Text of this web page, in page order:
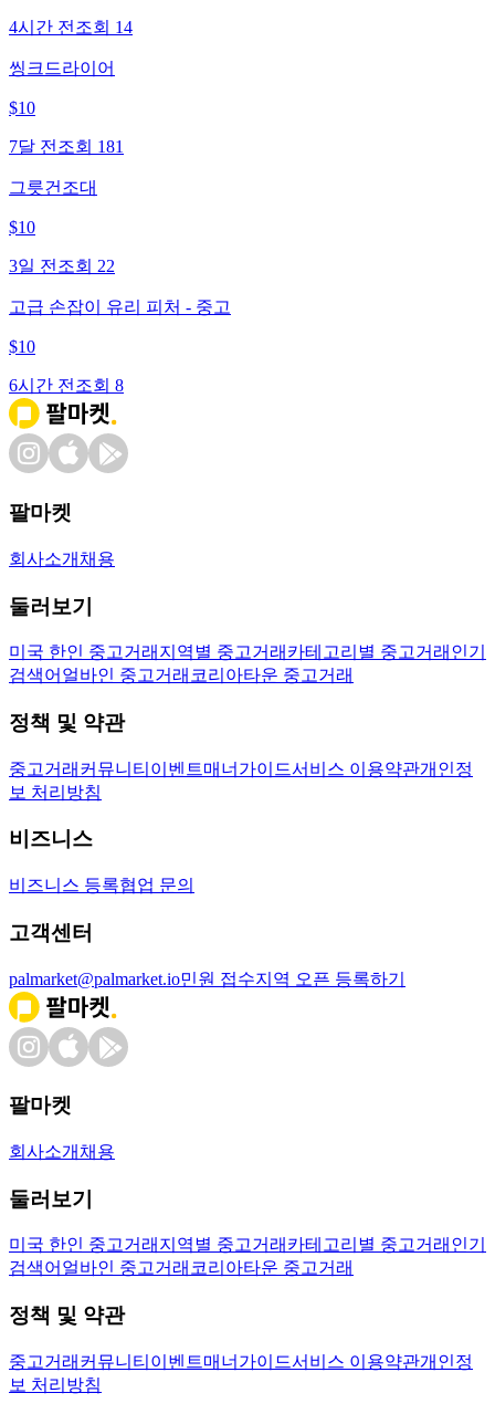
4시간 전 조회 14
씽크드라이어
$10
7달 전 조회 181
그릇건조대
$10
3일 전 조회 22
고급 손잡이 유리 피처 - 중고
$10
6시간 전 조회 8
팔마켓
회사소개 채용
둘러보기
미국 한인 중고거래 지역별 중고거래 카테고리별 중고거래 인기
검색어 얼바인 중고거래 코리아타운 중고거래
정책 및 약관
중고거래 커뮤니티 이벤트매너가이드서비스 이용약관개인정
보 처리방침
비즈니스
비즈니스 등록협업 문의
고객센터
palmarket@palmarket.io민원 접수지역 오픈 등록하기
팔마켓
회사소개 채용
둘러보기
미국 한인 중고거래 지역별 중고거래 카테고리별 중고거래 인기
검색어 얼바인 중고거래 코리아타운 중고거래
정책 및 약관
중고거래 커뮤니티 이벤트매너가이드서비스 이용약관개인정
보 처리방침